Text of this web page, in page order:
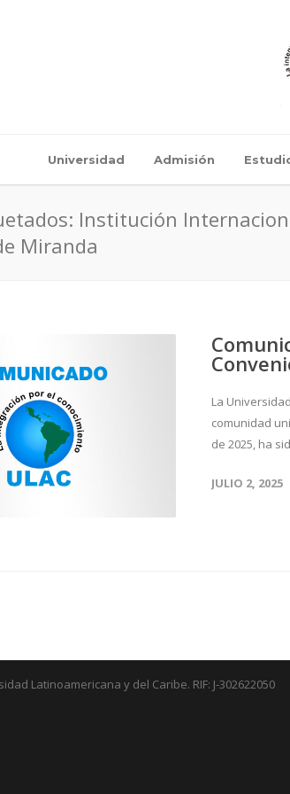
Universidad Admisión
Institución
Miranda
La
comunidad
de 2025, ha
JULIO 2, 2025
Latinoamericana y del Caribe. RIF: J-302622050